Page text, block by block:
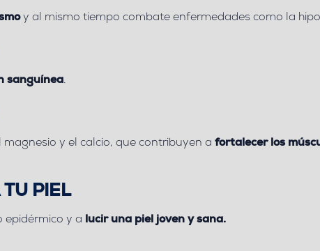
y al mismo tiempo combate enfermedades como la
sanguínea.
y el calcio, que contribuyen a fortalecer los
PIEL
epidérmico y a lucir una piel joven y sana.